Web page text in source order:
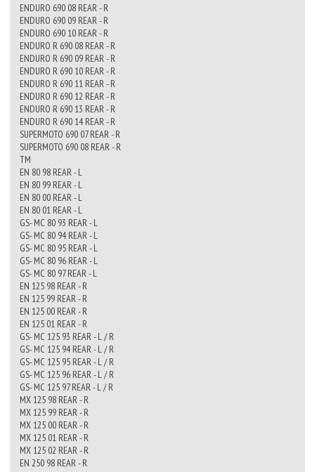
ENDURO 690 08 REAR - R
ENDURO 690 09 REAR - R
ENDURO 690 10 REAR - R
ENDURO R 690 08 REAR - R
ENDURO R 690 09 REAR - R
ENDURO R 690 10 REAR - R
ENDURO R 690 11 REAR - R
ENDURO R 690 12 REAR - R
ENDURO R 690 13 REAR - R
ENDURO R 690 14 REAR - R
SUPERMOTO 690 07 REAR - R
SUPERMOTO 690 08 REAR - R
TM
EN 80 98 REAR - L
EN 80 99 REAR - L
EN 80 00 REAR - L
EN 80 01 REAR - L
GS- MC 80 93 REAR - L
GS- MC 80 94 REAR - L
GS- MC 80 95 REAR - L
GS- MC 80 96 REAR - L
GS- MC 80 97 REAR - L
EN 125 98 REAR - R
EN 125 99 REAR - R
EN 125 00 REAR - R
EN 125 01 REAR - R
GS- MC 125 93 REAR - L / R
GS- MC 125 94 REAR - L / R
GS- MC 125 95 REAR - L / R
GS- MC 125 96 REAR - L / R
GS- MC 125 97 REAR - L / R
MX 125 98 REAR - R
MX 125 99 REAR - R
MX 125 00 REAR - R
MX 125 01 REAR - R
MX 125 02 REAR - R
EN 250 98 REAR - R